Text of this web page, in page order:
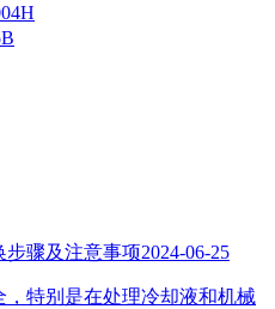
步骤及注意事项2024-06-25
特别是在处理冷却液和机械